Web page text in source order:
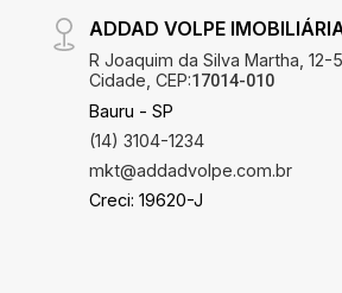
ADDAD VOLPE
R Joaquim da Silva Martha, 12-
Cidade, CEP:17014-010
Bauru - SP
(14) 3104-1234
mkt@addadvolpe.com.br
Creci: 19620-J